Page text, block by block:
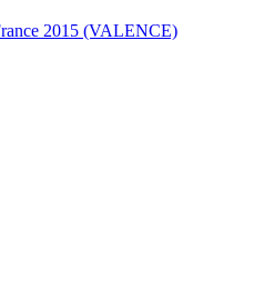
2015 (VALENCE)